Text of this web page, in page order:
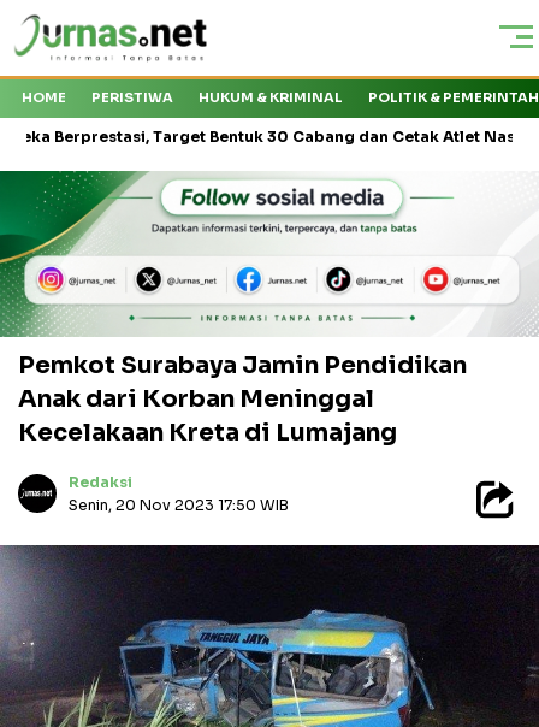
HOME PERISTIWA HUKUM & KRIMINAL POLITIK &
Target Bentuk 30 Cabang dan Cetak Atlet Nasional
Pemkot Surabaya Jamin Pendidikan
Anak dari Korban Meninggal
Kecelakaan Kreta di Lumajang
Redaksi
Senin, 20 Nov 2023 17:50 WIB